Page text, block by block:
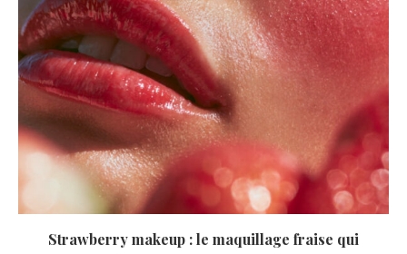
Strawberry makeup : le maquillage fraise qui